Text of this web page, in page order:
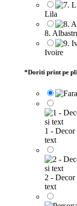
Lila
8.
Ivoire
*Doriti print pe
1 -
text
2 -
text